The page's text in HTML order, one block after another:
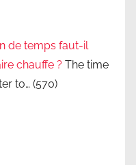
de temps faut-il
chauffe ? The time
to… (570)